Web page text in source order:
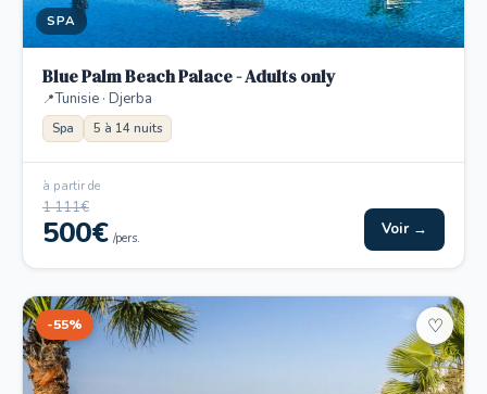
SPA
Blue Palm Beach Palace - Adults only
Tunisie · Djerba
Spa 5 à 14 nuits
à partir de
1 111€
500€ /pers. Voir →
-55% ♡